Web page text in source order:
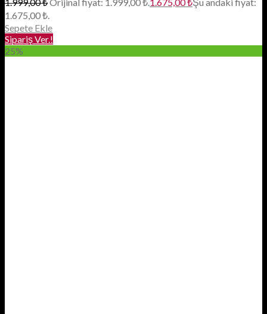
1.999,00₺Orijinal fiyat: 1.999,00 ₺.1.675,00₺Şu andaki fiyat:
1.675,00 ₺.
Sepete Ekle
Sipariş Ver.!
25%